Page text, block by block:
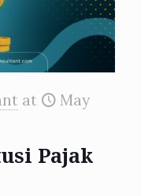
at
May
Pajak